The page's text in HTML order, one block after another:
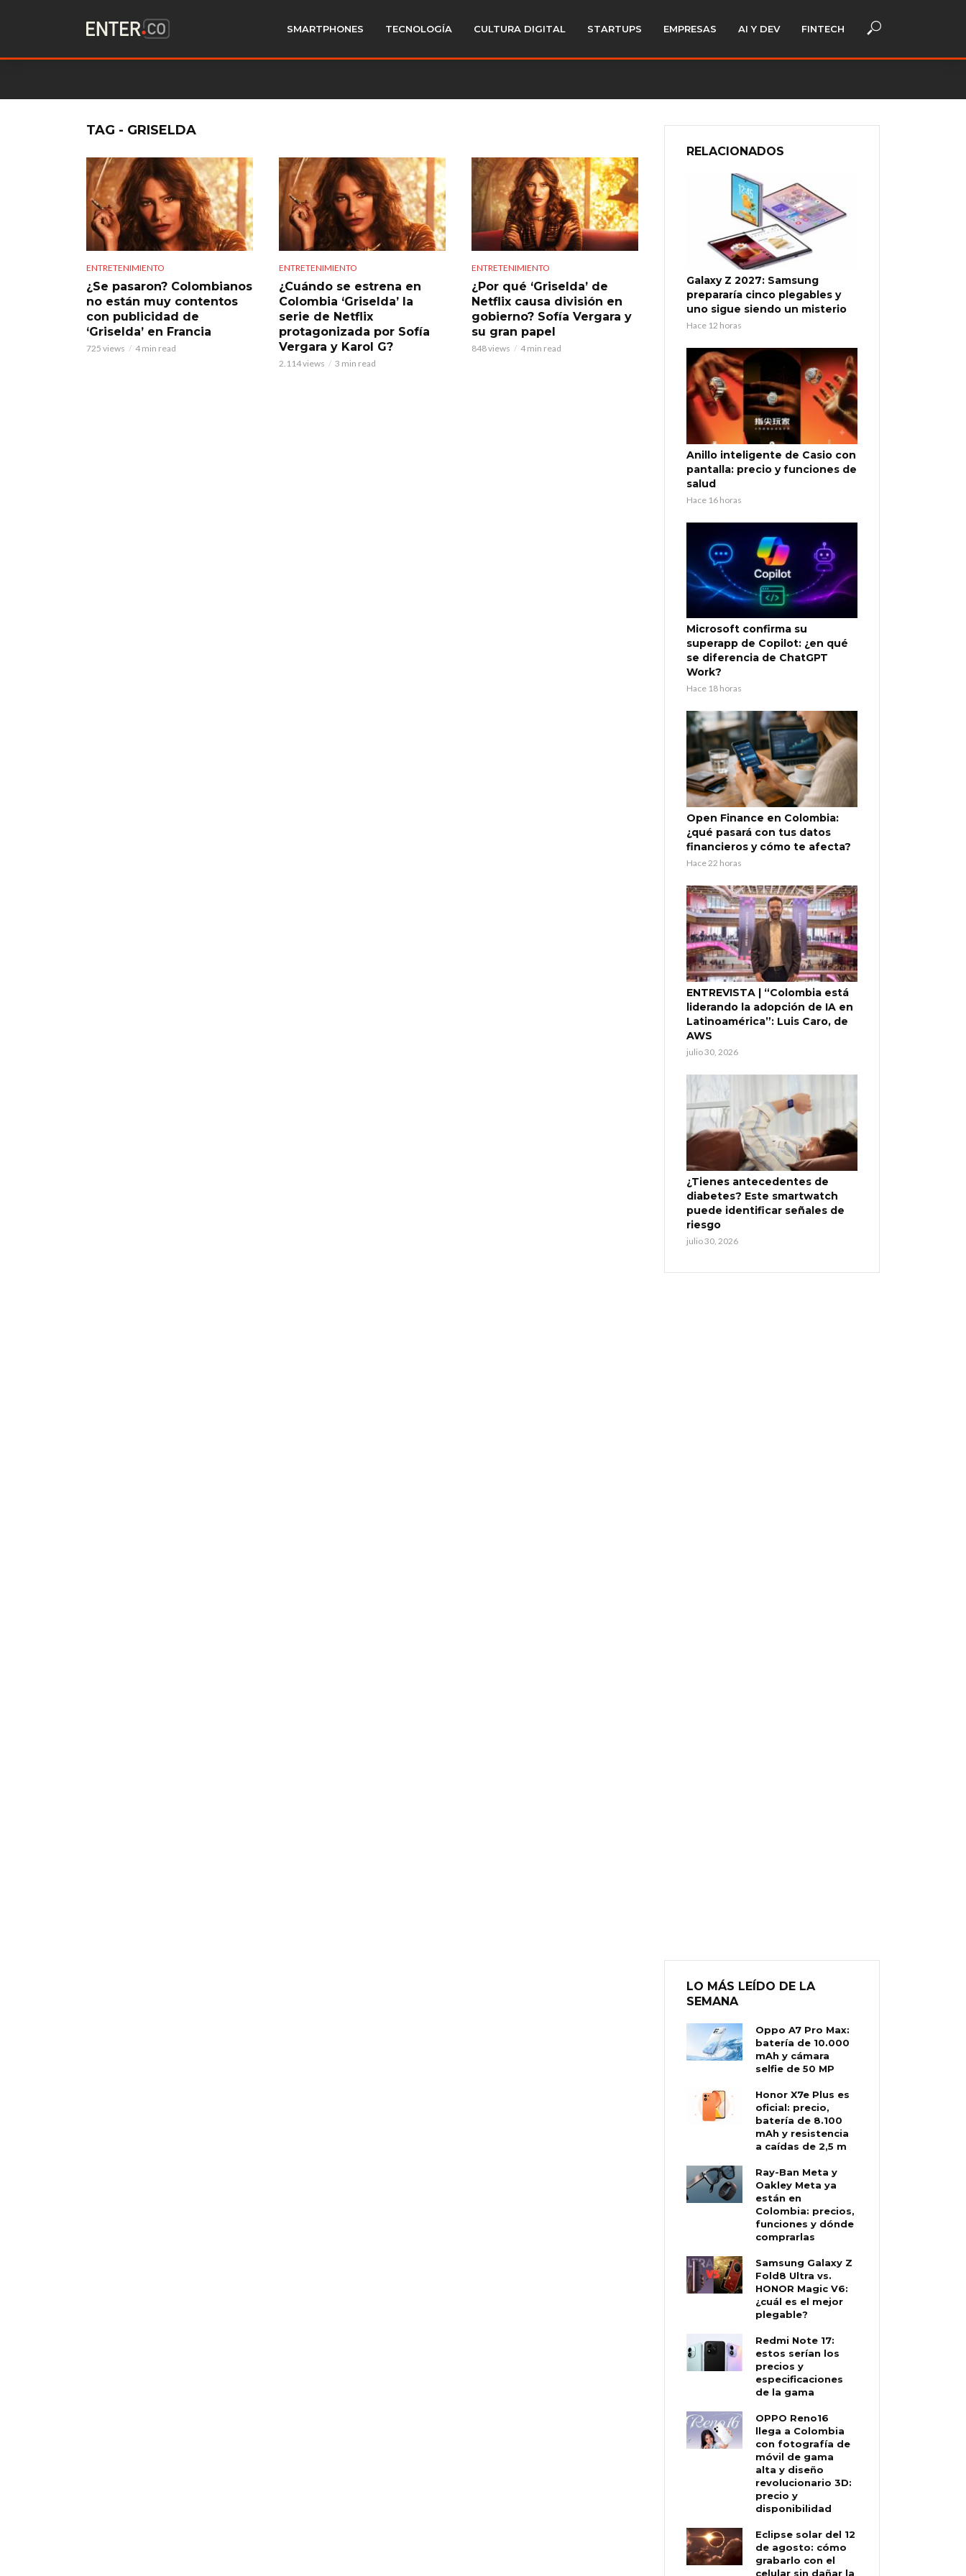
SMARTPHONES TECNOLOGÍA CULTURA DIGITAL STARTUPS EMPRESAS AI Y DEV FINTECH
TAG - GRISELDA
ENTRETENIMIENTO
¿Se pasaron? Colombianos
no están muy contentos
con publicidad de
‘Griselda’ en Francia
725 views 4 min read
ENTRETENIMIENTO
¿Cuándo se estrena en
Colombia ‘Griselda’ la
serie de Netflix
protagonizada por Sofía
Vergara y Karol G?
2.114 views 3 min read
ENTRETENIMIENTO
¿Por qué ‘Griselda’ de
Netflix causa división en
gobierno? Sofía Vergara y
su gran papel
848 views 4 min read
RELACIONADOS
Galaxy Z 2027: Samsung
prepararía cinco plegables y
uno sigue siendo un misterio
Hace 12 horas
Anillo inteligente de Casio con
pantalla: precio y funciones de
salud
Hace 16 horas
Microsoft confirma su
superapp de Copilot: ¿en qué
se diferencia de ChatGPT
Work?
Hace 18 horas
Open Finance en Colombia:
¿qué pasará con tus datos
financieros y cómo te afecta?
Hace 22 horas
ENTREVISTA | “Colombia está
liderando la adopción de IA en
Latinoamérica”: Luis Caro, de
AWS
julio 30, 2026
¿Tienes antecedentes de
diabetes? Este smartwatch
puede identificar señales de
riesgo
julio 30, 2026
LO MÁS LEÍDO DE LA
SEMANA
Oppo A7 Pro Max:
batería de 10.000
mAh y cámara
selfie de 50 MP
Honor X7e Plus es
oficial: precio,
batería de 8.100
mAh y resistencia
a caídas de 2,5 m
Ray-Ban Meta y
Oakley Meta ya
están en
Colombia: precios,
funciones y dónde
comprarlas
Samsung Galaxy Z
Fold8 Ultra vs.
HONOR Magic V6:
¿cuál es el mejor
plegable?
Redmi Note 17:
estos serían los
precios y
especificaciones
de la gama
OPPO Reno16
llega a Colombia
con fotografía de
móvil de gama
alta y diseño
revolucionario 3D:
precio y
disponibilidad
Eclipse solar del 12
de agosto: cómo
grabarlo con el
celular sin dañar la